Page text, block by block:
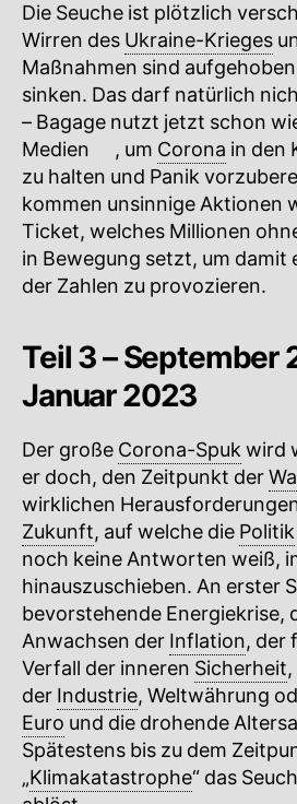
Die Seuche ist plötzlich
Wirren des Ukraine-Krieges
Maßnahmen sind
sinken. Das darf natürlich
– Bagage nutzt jetzt schon
Medien
, um Corona in den
zu halten und Panik
kommen unsinnige Aktionen
Ticket, welches Millionen
in Bewegung setzt, um damit
der Zahlen zu provozieren.
Teil 3 – September
Januar 2023
Der große Corona-Spukwird
er doch, den Zeitpunkt der
wirklichen
Zukunft, auf welche die Politik
noch keine Antworten weiß,
hinauszuschieben. An erster
bevorstehende Energiekrise,
Anwachsen der Inflation, der
Verfall der inneren Sicherheit
der Industrie, Weltwährung
Euro und die drohende
Spätestens bis zu dem
„Klimakatastrophe“ das